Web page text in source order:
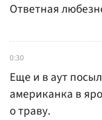
Ответная
0:30
Еще и в аут
американка в
о траву.